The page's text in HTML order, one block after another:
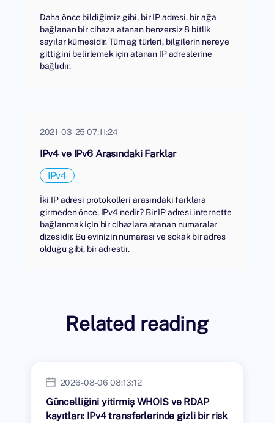
Daha önce bildiğimiz gibi, bir IP adresi, bir ağa
bağlanan bir cihaza atanan benzersiz 8 bitlik
sayılar kümesidir. Tüm ağ türleri, bilgilerin nereye
gittiğini belirlemek için atanan IP adreslerine
bağlıdır.
2021-03-25 07:11:24
IPv4 ve IPv6 Arasındaki Farklar
IPv4
İki IP adresi protokolleri arasındaki farklara
girmeden önce, IPv4 nedir? Bir IP adresi internette
bağlanmak için bir cihazlara atanan numaralar
dizesidir. Bu evinizin numarası ve sokak bir adres
olduğu gibi, bir adrestir.
Related reading
2026-08-06 08:13:12
Güncelliğini yitirmiş WHOIS ve RDAP
kayıtları: IPv4 transferlerinde gizli bir risk